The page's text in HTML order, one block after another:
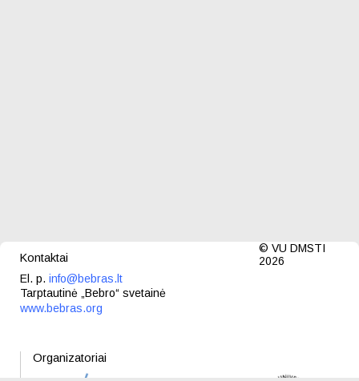
© VU DMSTI
2026
Kontaktai
El. p. info@bebras.lt
Tarptautinė „Bebro“ svetainė
www.bebras.org
Organizatoriai